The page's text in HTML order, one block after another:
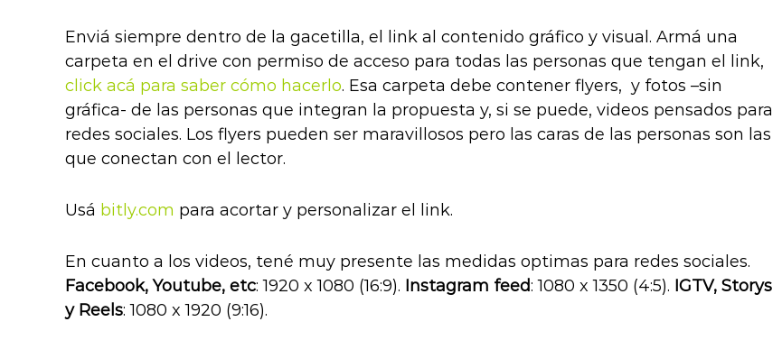
Enviá siempre dentro de la gacetilla, el link al contenido gráfico y visual. Armá una
carpeta en el drive con permiso de acceso para todas las personas que tengan el link,
click acá para saber cómo hacerlo. Esa carpeta debe contener flyers, y fotos –sin
gráfica- de las personas que integran la propuesta y, si se puede, videos pensados para
redes sociales. Los flyers pueden ser maravillosos pero las caras de las personas son las
que conectan con el lector.
Usá bitly.com para acortar y personalizar el link.
En cuanto a los videos, tené muy presente las medidas optimas para redes sociales.
Facebook, Youtube, etc: 1920 x 1080 (16:9). Instagram feed: 1080 x 1350 (4:5). IGTV, Storys
y Reels: 1080 x 1920 (9:16).